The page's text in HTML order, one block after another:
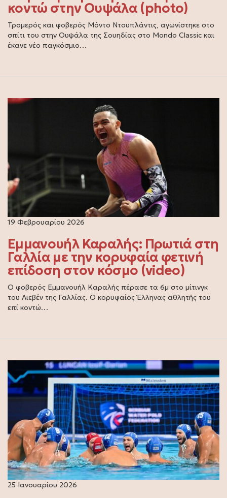
κοντώ στην Ουψάλα (photo)
Τρομερός και φοβερός Μόντο Ντουπλάντις, αγωνίστηκε στο
σπίτι του στην Ουψάλα της Σουηδίας στο Mondo Classic και
έκανε νέο παγκόσμιο…
19 Φεβρουαρίου 2026
Εμμανουήλ Καραλής: Πρωτιά στη
Γαλλία με την κορυφαία φετινή
επίδοση στον κόσμο (video)
Ο φοβερός Εμμανουήλ Καραλής πέρασε τα 6μ στο μίτινγκ
του Λιεβέν της Γαλλίας. O κορυφαίος Έλληνας αθλητής του
επί κοντώ…
25 Ιανουαρίου 2026